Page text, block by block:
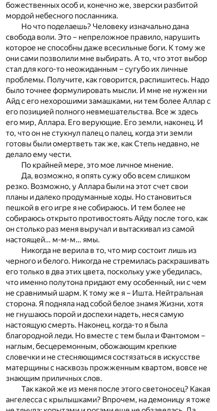
божественных особ и, конечно же, зверски разбитой
мордой небесного посланника.
Но что поделаешь? Человеку изначально дана
свобода воли. Это – непреложное правило, нарушить
которое не способны даже всесильные боги. К тому же
они сами позволили мне выбирать. А то, что этот выбор
стал для кого-то неожиданным – сугубо их личные
проблемы. Получите, как говорится, распишитесь. Надо
было точнее формулировать мысли. И мне не нужен ни
Айд с его нехорошими замашками, ни тем более Аллар с
его позицией полного невмешательства. Все ж здесь
его мир, Аллара. Его верующие. Его земли, наконец. И
то, что он не стукнул палец о палец, когда эти земли
готовы были омертветь так же, как Степь недавно, не
делало ему чести.
По крайней мере, это мое личное мнение.
Да, возможно, я опять сужу обо всем слишком
резко. Возможно, у Аллара были на этот счет свои
планы и далеко продуманные ходы. Но становиться
пешкой в его игре я не собираюсь. И тем более не
собираюсь открыто противостоять Айду после того, как
он столько раз меня выручал и вытаскивал из самой
настоящей… м-м-м… ямы.
Никогда не верила в то, что мир состоит лишь из
черного и белого. Никогда не стремилась раскрашивать
его только в два этих цвета, поскольку уже убедилась,
что именно полутона придают ему особенный, ни с чем
не сравнимый шарм. К тому же я – Ишта. Нейтральная
сторона. Я подняла над собой белое знамя Жизни, хотя
не гнушаюсь порой и доспехи надеть, неся самую
настоящую смерть. Наконец, когда-то я была
благородной леди. Но вместе с тем была и Фантомом –
наглым, бесцеремонным, обожающим крепкие
словечки и не стесняющимся состязаться в искусстве
матерщины с насквозь прожженным квартом, вовсе не
знающим приличных слов.
Так какой же из меня после этого светоносец? Какая
ангелесса с крылышками? Впрочем, на демоницу я тоже